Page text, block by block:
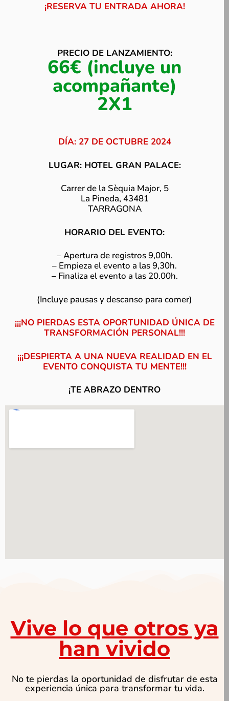
¡RESERVA TU ENTRADA AHORA!
PRECIO DE LANZAMIENTO:
66€ (incluye un
acompañante)
2X1
DÍA: 27 DE OCTUBRE 2024
LUGAR: HOTEL GRAN PALACE:
Carrer de la Sèquia Major, 5
La Pineda, 43481
TARRAGONA
HORARIO DEL EVENTO:
– Apertura de registros 9,00h.
– Empieza el evento a las 9,30h.
– Finaliza el evento a las 20.00h.
(Incluye pausas y descanso para comer)
¡¡¡NO PIERDAS ESTA OPORTUNIDAD ÚNICA DE
TRANSFORMACIÓN PERSONAL!!!
¡¡¡DESPIERTA A UNA NUEVA REALIDAD EN EL
EVENTO CONQUISTA TU MENTE!!!
¡TE ABRAZO DENTRO
Vive lo que otros ya
han vivido
No te pierdas la oportunidad de disfrutar de esta
experiencia única para transformar tu vida.